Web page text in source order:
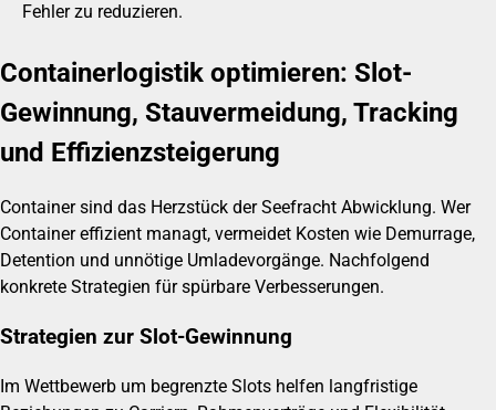
Fehler zu reduzieren.
Containerlogistik optimieren: Slot-
Gewinnung, Stauvermeidung, Tracking
und Effizienzsteigerung
Container sind das Herzstück der Seefracht Abwicklung. Wer
Container effizient managt, vermeidet Kosten wie Demurrage,
Detention und unnötige Umladevorgänge. Nachfolgend
konkrete Strategien für spürbare Verbesserungen.
Strategien zur Slot-Gewinnung
Im Wettbewerb um begrenzte Slots helfen langfristige